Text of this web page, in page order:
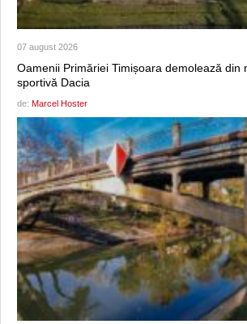
07 august 2026
Oamenii Primăriei Timișoara demolează din
sportivă Dacia
de: Marcel Hoster